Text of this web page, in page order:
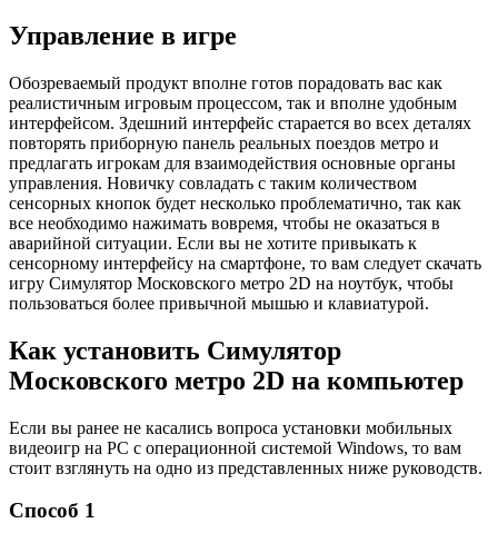
Управление в игре
Обозреваемый продукт вполне готов порадовать вас как
реалистичным игровым процессом, так и вполне удобным
интерфейсом. Здешний интерфейс старается во всех деталях
повторять приборную панель реальных поездов метро и
предлагать игрокам для взаимодействия основные органы
управления. Новичку совладать с таким количеством
сенсорных кнопок будет несколько проблематично, так как
все необходимо нажимать вовремя, чтобы не оказаться в
аварийной ситуации. Если вы не хотите привыкать к
сенсорному интерфейсу на смартфоне, то вам следует скачать
игру Симулятор Московского метро 2D на ноутбук, чтобы
пользоваться более привычной мышью и клавиатурой.
Как установить Симулятор
Московского метро 2D на компьютер
Если вы ранее не касались вопроса установки мобильных
видеоигр на PC с операционной системой Windows, то вам
стоит взглянуть на одно из представленных ниже руководств.
Способ 1